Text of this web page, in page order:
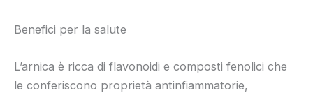
Benefici per la salute
L’arnica è ricca di flavonoidi e composti fenolici che
le conferiscono proprietà antinfiammatorie,